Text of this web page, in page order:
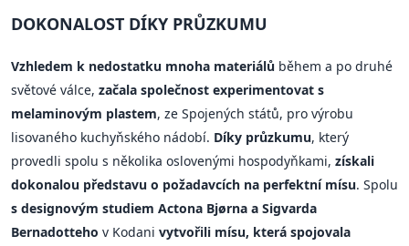
DOKONALOST DÍKY PRŮZKUMU
Vzhledem k nedostatku mnoha materiálů během a po druhé
světové válce, začala společnost experimentovat s
melaminovým plastem, ze Spojených států, pro výrobu
lisovaného kuchyňského nádobí. Díky průzkumu, který
provedli spolu s několika oslovenými hospodyňkami, získali
dokonalou představu o požadavcích na perfektní mísu. Spolu
s designovým studiem Actona Bjørna a Sigvarda
Bernadotteho v Kodani vytvořili mísu, která spojovala